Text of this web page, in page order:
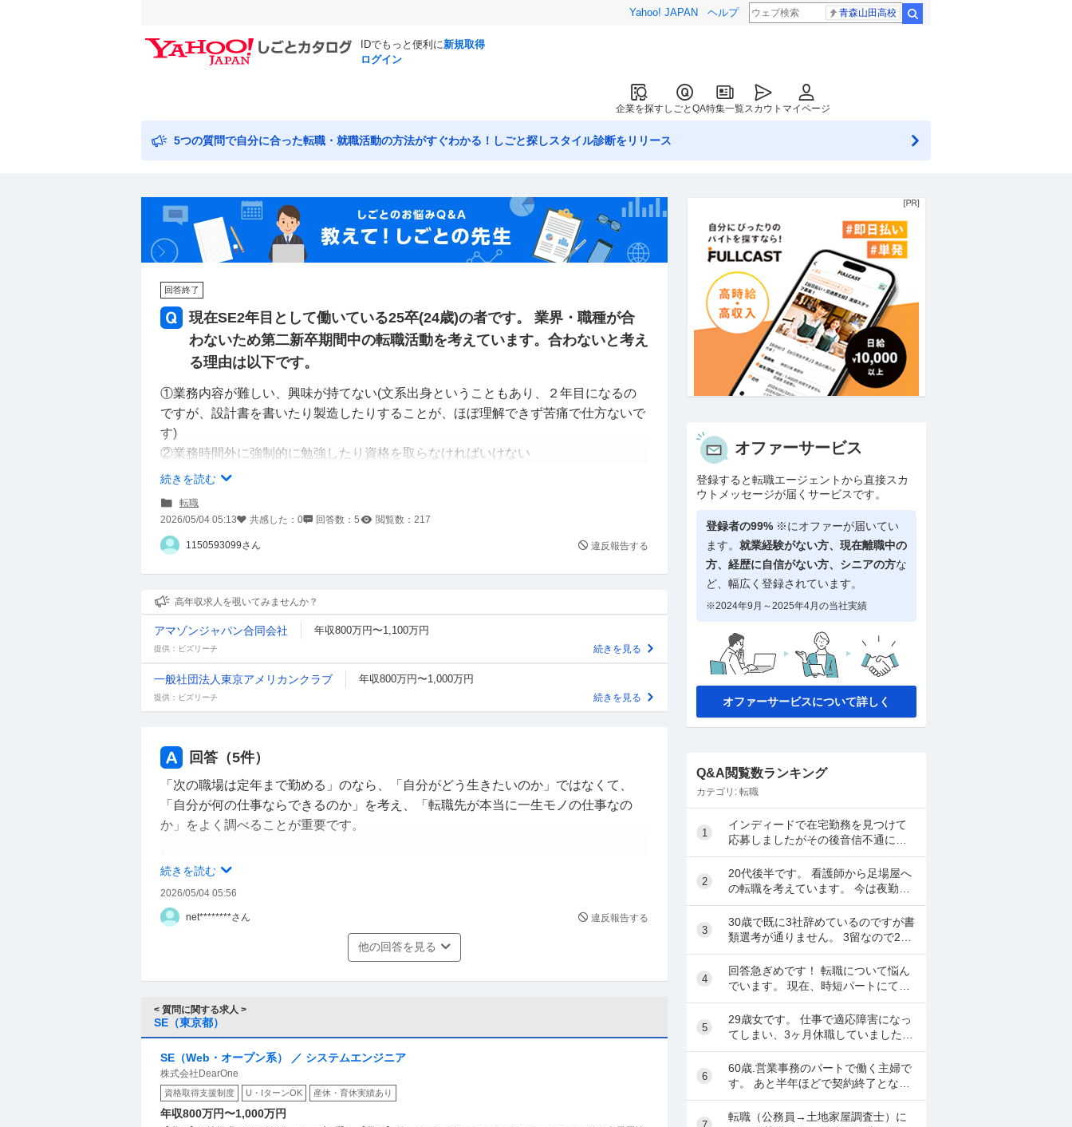
Yahoo! JAPAN ヘルプ 青森山田高校
IDでもっと便利に新規取得
ログイン
企業を探すしごとQA特集一覧スカウト マイページ
5つの質問で自分に合った転職・就職活動の方法がすぐわかる！しごと探しスタイル診断をリリース
回答終了
現在SE2年目として働いている25卒(24歳)の者です。 業界・職種が合
わないため第二新卒期間中の転職活動を考えています。合わないと考え
る理由は以下です。
①業務内容が難しい、興味が持てない(文系出身ということもあり、２年目になるの
ですが、設計書を書いたり製造したりすることが、ほぼ理解できず苦痛で仕方ないで
す)
②業務時間外に強制的に勉強したり資格を取らなければいけない
③常にスキルアップ、成長を求められる環境である
いるのと、一番近い歳の方でも40歳なのでちょっとした悩みも気軽に言える環境では
なく、協力会社の方もベテランばかりで自分だけ疎外感を感じます)
④は異動すれば変えられる可能性はありますが、①②③はこの会社にいる限り感じる
苦痛だと思うので、未経験に踏み切るには若い方が良いと思い、第二新卒での転職を
考えました。
本当は今すぐにでも辞めたいのですが、気になっている公務員の求人が「2年以上民
間での勤務経験がある者」を必須条件としていること、1年は流石に短期離職すぎる
こととなどの理由から、来年の3月までは頑張って勤めたいと考えています。(1年も2
年も大して変わらず、短期離職なのは承知です)
合う時間を作り、焦って決めずに慎重に職を探すためにも、退職後に転職活動をした
い(つまり、２年勤めて退職→その後転職活動)と考えております。
私のこの考えは現実的でしょうか？
現SE(もしくはIT業界で働いている方)で仕事が合わないと感じて他業界他職種に未経
験転職された方、
今私と同じように25卒で電車を考えている方がいらっしゃいましたら、アドバイスや
補足
今私と同じように25卒で電車を考えている方がいらっしゃいましたら、 →電車ではなく「転職」です。誤字失礼
いたしました。
続きを読む
転職
2026/05/04 05:13
共感した： 0 回答数： 5 閲覧数： 217
1150593099さん 違反報告する
高年収求人を覗いてみませんか？
アマゾンジャパン合同会社 年収800万円〜1,100万円
提供：ビズリーチ 続きを見る
一般社団法人東京アメリカンクラブ 年収800万円〜1,000万円
提供：ビズリーチ 続きを見る
回答（5件）
「次の職場は定年まで勤める」のなら、「自分がどう生きたいのか」ではなくて、
「自分が何の仕事ならできるのか」を考え、「転職先が本当に一生モノの仕事なの
か」をよく調べることが重要です。
また向いてない仕事に転職したり、転職者が多い仕事に就いたりすれば、転職を重ね
なお、未経験者が誰でも正社員になれる新卒採用とは違い、転職は能力次第で「アル
バイト」「派遣社員、契約社員」「正社員」に振り分けられます。
続きを読む
2026/05/04 05:56
net********さん 違反報告する
他の回答を見る
< 質問に関する求人 >
SE（東京都）
SE（Web・オープン系） ／ システムエンジニア
株式会社DearOne
資格取得支援制度 U・IターンOK 産休・育休実績あり
年収800万円〜1,000万円
オファーサービス
登録すると転職エージェントから直接スカ
ウトメッセージが届くサービスです。
登録者の99% ※にオファーが届いてい
ます。 就業経験がない方、現在離職中の
方、 経歴に自信がない方、シニアの方な
ど、幅広く登録されています。
※2024年9月～2025年4月の当社実績
オファーサービスについて詳しく
Q&A閲覧数ランキング
カテゴリ: 転職
1
インディードで在宅勤務を見つけて
応募しましたがその後音信不通にな
りました。 リモート面談の日も決ま
ってました。 リクルーティングソリ
ューションという会...
2
20代後半です。 看護師から足場屋へ
の転職を考えています。 今は夜勤を
月に5、6回行い手取り28万程度です
が昇給が年1000円のため将来に不安
があります。...
3
30歳で既に3社辞めているのですが書
類選考が通りません。 3留なので25
歳から社会人スタートとなり2年2年1
年で辞めてしまいました。全部SES
のITエンジ...
4
回答急ぎめです！ 転職について悩ん
でいます。 現在、時短パートにて就
業しています。 時給は高くなく県の
最低賃金＋20円で、1日6時間で働い
ています。 ...
5
29歳女です。 仕事で適応障害になっ
てしまい、3ヶ月休職していました
が、休職期間が終わります。 転職活
動をしていましたが決まらなかった
ので、一応、復帰さ...
6
60歳.営業事務のパートで働く主婦で
す。 あと半年ほどで契約終了となる
ので転職活動中てす。 契約終了まで
働くか迷いましたが、転職するなら
転職（公務員→土地家屋調査士）に